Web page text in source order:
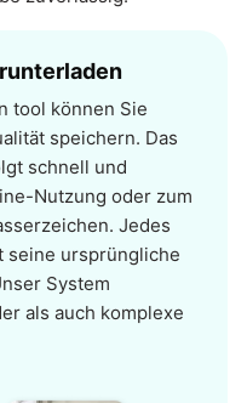
tool können Sie
speichern. Das
schnell und
Nutzung oder zum
Jedes
seine ursprüngliche
System
als auch komplexe